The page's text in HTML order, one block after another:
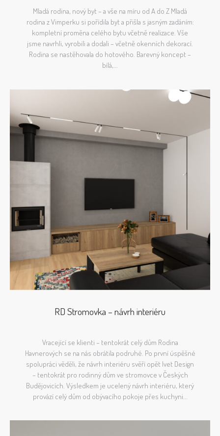
Mladá rodina, nový byt – a vše na míru od A do Z Mladá
rodina z Vimperku si pořídila byt a přišla s jasným zadáním:
kompletní proměna celého bytu včetně realizace. Vše
jsme navrhli, vyrobili a dodali – včetně okenních dekorací.
Rodina se nastěhovala do hotového. Barevný koncept –
bílá,...
RD Stromovka – návrh interiéru
Vracející se klienti – tentokrát celý dům Rodina
Havnerových se na nás obrátila podruhé. Po první úspěšné
spolupráci věděli, že návrh interiéru svěří opět Ivet Design
– tentokrát pro rodinný dům ve stromovce v Českých
Budějovicích. Výsledkem je ucelený návrh interiéru, který
provází celý dům od obývacího pokoje přes kuchyni...